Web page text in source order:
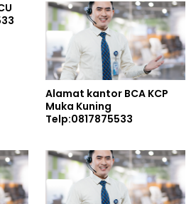
Alamat kantor BCA KCP
Muka Kuning
Telp:0817875533